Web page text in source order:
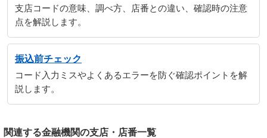
支店コードの意味、調べ方、店番との違い、確認時の注意
点を解説します。
振込前チェック
コード入力ミスやよくあるエラーを防ぐ確認ポイントを解
説します。
関連する金融機関の支店・店番一覧